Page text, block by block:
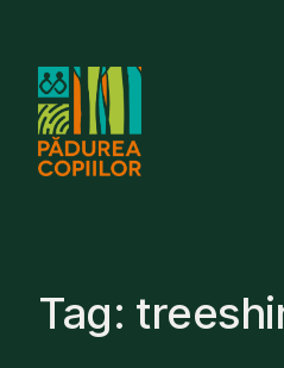
content
Tag: